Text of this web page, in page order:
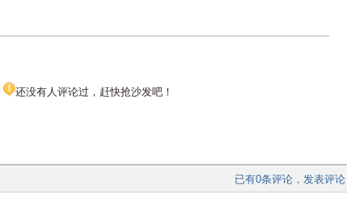
还没有人评论过，赶快抢沙发吧！
已有0条评论，发表评论